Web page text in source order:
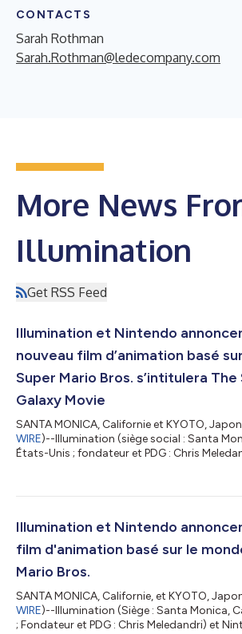
CONTACTS
Sarah Rothman
Sarah.Rothman@ledecompany.com
More News
Illumination
Get RSS Feed
Illumination et Nintendo
nouveau film d’animation basé
Super Mario Bros. s’intitulera The
Galaxy Movie
SANTA MONICA, Californie et KYOTO,
WIRE)--Illumination (siège social : Santa
États-Unis ; fondateur et PDG : Chris
») ont annoncé aujourd’hui que le nouveau
Mario Galaxy Movie (Super Mario Galaxy, Le
Illumination et Nintendo
film d'animation basé sur le
Mario Bros.
SANTA MONICA, Californie, et KYOTO,
WIRE)--Illumination (Siège : Santa Monica,
; Fondateur et PDG : Chris Meledandri) et